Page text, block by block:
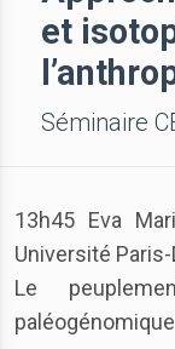
et
Séminaire
13h45 Eva
Université
Le
paléogénomique